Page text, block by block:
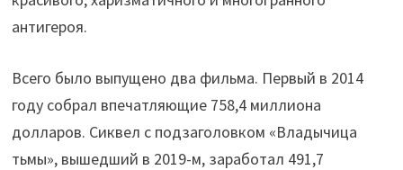
антигероя.
Всего было выпущено два фильма. Первый в 2014
году собрал впечатляющие 758,4 миллиона
долларов. Сиквел с подзаголовком «Владычица
тьмы», вышедший в 2019-м, заработал 491,7